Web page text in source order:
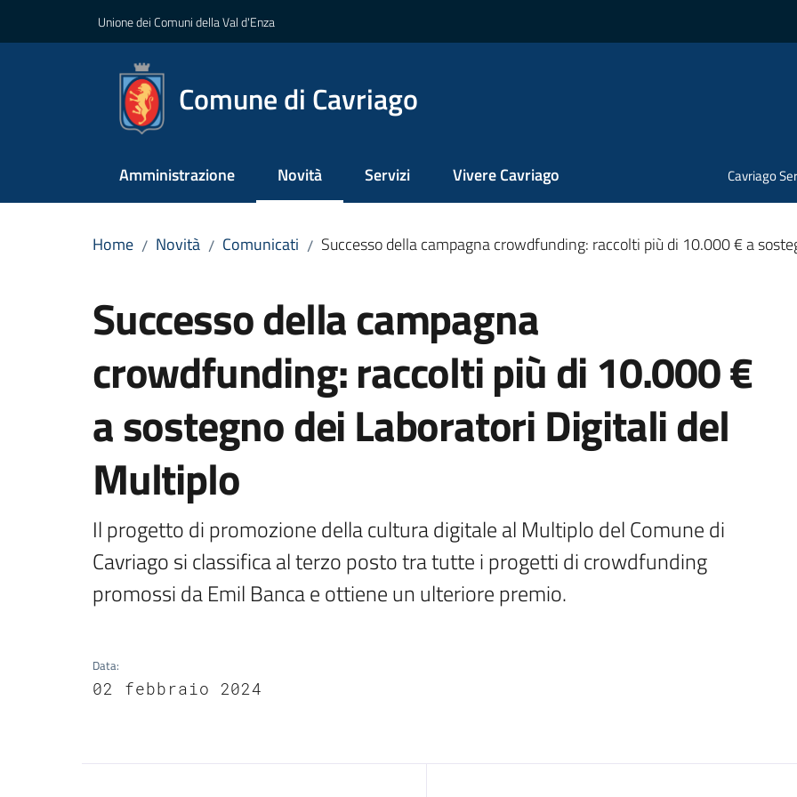
Unione dei Comuni della Val d'Enza
Comune di Cavriago
Amministrazione Novità
Menu selezionato
Servizi Vivere Cavriago Cavriago
Home / Novità / Comunicati / Successo della campagna crowdfunding: raccolti più di 10.000 € a
Successo della campagna
crowdfunding: raccolti più di 10.000 €
a sostegno dei Laboratori Digitali del
Multiplo
Il progetto di promozione della cultura digitale al Multiplo del Comune di
Cavriago si classifica al terzo posto tra tutte i progetti di crowdfunding
promossi da Emil Banca e ottiene un ulteriore premio.
Data:
02 febbraio 2024